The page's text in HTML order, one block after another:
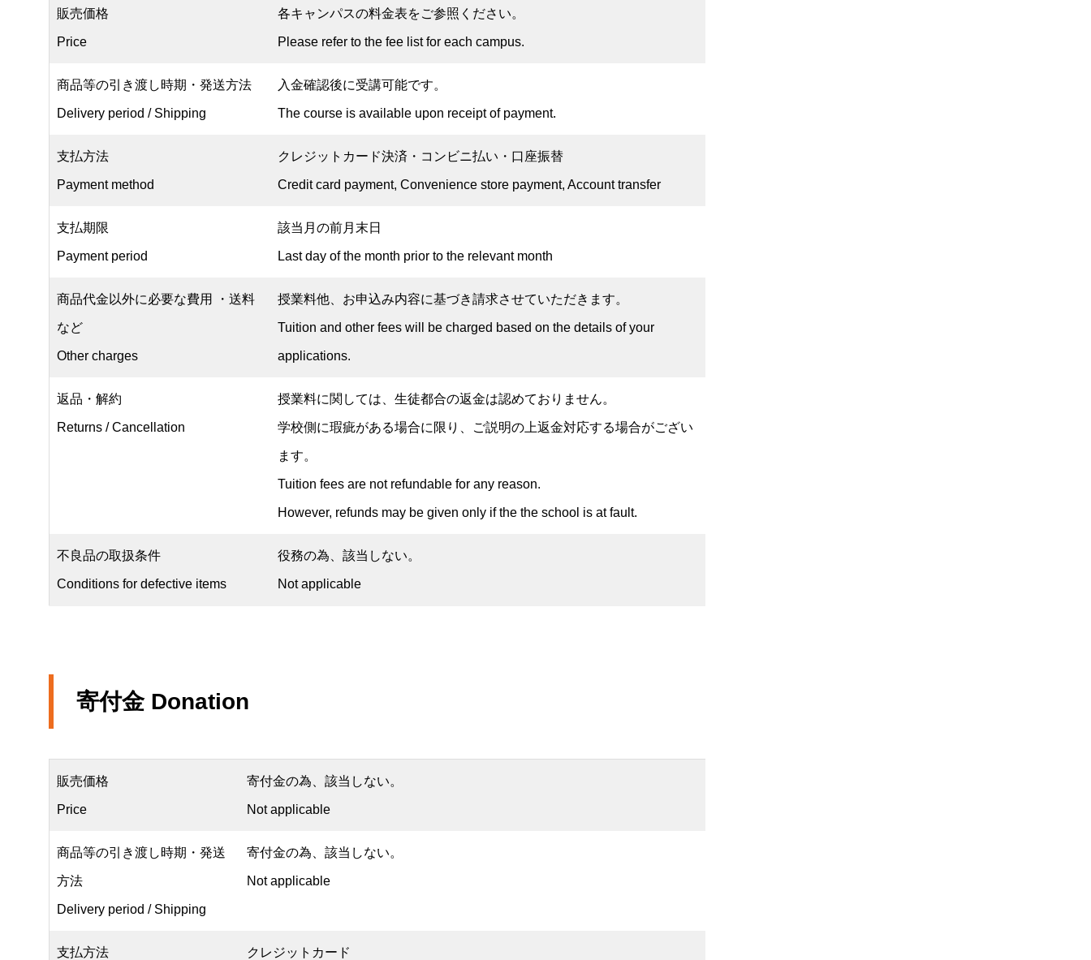
販売価格
Price
各キャンパスの料金表をご参照ください。
Please refer to the fee list for each campus.
商品等の引き渡し時期・発送方法
Delivery period / Shipping
入金確認後に受講可能です。
The course is available upon receipt of payment.
支払方法
Payment method
クレジットカード決済・コンビニ払い・口座振替
Credit card payment, Convenience store payment, Account transfer
支払期限
Payment period
該当月の前月末日
Last day of the month prior to the relevant month
商品代金以外に必要な費用 ・送料
など
Other charges
授業料他、お申込み内容に基づき請求させていただきます。
Tuition and other fees will be charged based on the details of your
applications.
返品・解約
Returns / Cancellation
授業料に関しては、生徒都合の返金は認めておりません。
学校側に瑕疵がある場合に限り、ご説明の上返金対応する場合がござい
ます。
Tuition fees are not refundable for any reason.
However, refunds may be given only if the the school is at fault.
不良品の取扱条件
Conditions for defective items
役務の為、該当しない。
Not applicable
寄付金 Donation
販売価格
Price
寄付金の為、該当しない。
Not applicable
商品等の引き渡し時期・発送
方法
Delivery period / Shipping
寄付金の為、該当しない。
Not applicable
支払方法 クレジットカード